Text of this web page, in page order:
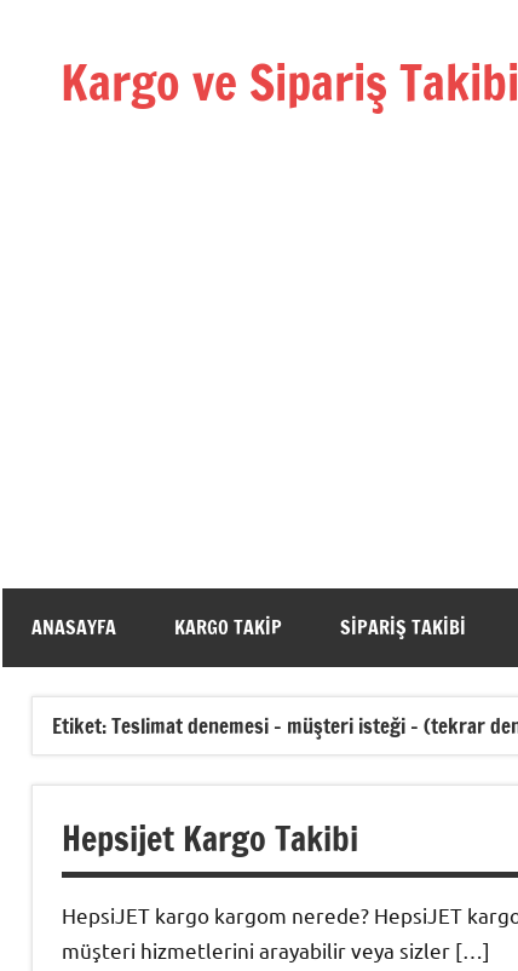
Kargo ve Sipariş Takibi
Kargo
ANASAYFA KARGO TAKIP SIPARIŞ TAKIBI
Etiket:Teslimat denemesi – müşteri isteği – (tekrar
Hepsijet Kargo Takibi
HepsiJET kargo kargom nerede? HepsiJET
müşteri hizmetlerini arayabilir veya sizler […]